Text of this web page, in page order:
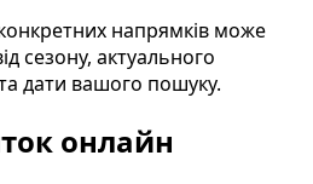
напрямків може
сезону, актуального
дати вашого пошуку.
онлайн